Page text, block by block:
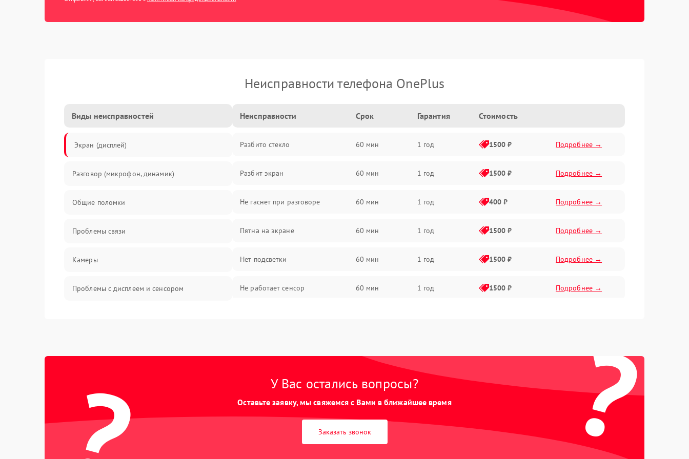
Неисправности телефона OnePlus
Виды неисправностей
Экран (дисплей)
Разговор (микрофон, динамик)
Общие поломки
Проблемы связи
Камеры
Проблемы с дисплеем и сенсором
аккумулятором
Неисправности Срок Гарантия Стоимость
Разбито стекло 60 мин 1 год 1500 ₽ Подробнее →
Разбит экран 60 мин 1 год 1500 ₽ Подробнее →
Не гаснет при разговоре 60 мин 1 год 400 ₽ Подробнее →
Пятна на экране 60 мин 1 год 1500 ₽ Подробнее →
Нет подсветки 60 мин 1 год 1500 ₽ Подробнее →
Не работает сенсор 60 мин 1 год 1500 ₽ Подробнее →
1 год ?
У Вас остались вопросы?
Оставьте заявку, мы свяжемся с Вами в ближайшее время
Заказать звонок